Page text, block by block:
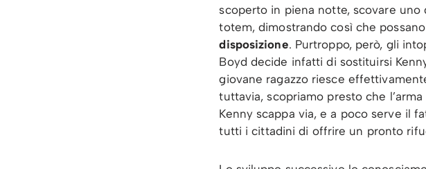
scoperto in piena notte, scovare
totem, dimostrando così che
disposizione. Purtroppo, però, gli
Boyd decide infatti di sostituirsi
giovane ragazzo riesce
tuttavia, scopriamo presto che
Kenny scappa via, e a poco serve il
tutti i cittadini di offrire un pronto